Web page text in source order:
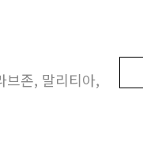
브존, 말리티아,